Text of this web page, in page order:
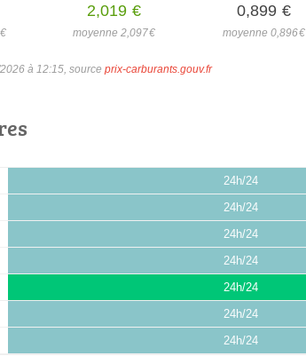
€
2,019 €
moyenne 2,097€
0,899 €
moyenne 0,896€
à 12:15, source prix-carburants.gouv.fr
24h/24
24h/24
24h/24
24h/24
24h/24
24h/24
24h/24